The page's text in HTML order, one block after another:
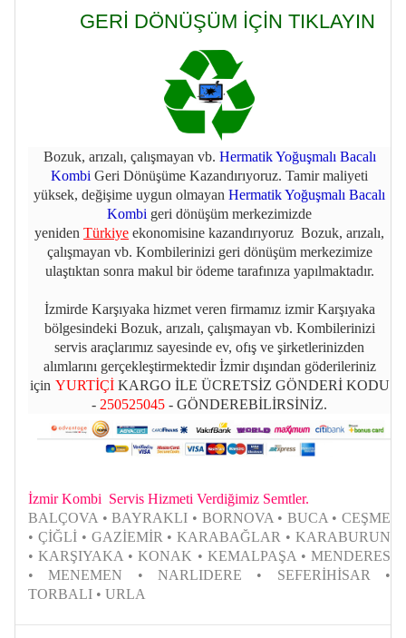
GERİ DÖNÜŞÜM İÇİN TIKLAYIN
Bozuk, arızalı, çalışmayan vb. Hermatik Yoğuşmalı Bacalı
Kombi Geri Dönüşüme Kazandırıyoruz. Tamir maliyeti
yüksek, değişime uygun olmayan Hermatik Yoğuşmalı Bacalı
Kombi geri dönüşüm merkezimizde
yeniden Türkiye ekonomisine kazandırıyoruz Bozuk, arızalı,
çalışmayan vb. Kombilerinizi geri dönüşüm merkezimize
ulaştıktan sonra makul bir ödeme tarafınıza yapılmaktadır.
İzmirde Karşıyaka hizmet veren firmamız izmir Karşıyaka
bölgesindeki Bozuk, arızalı, çalışmayan vb. Kombilerinizi
servis araçlarımız sayesinde ev, ofış ve şirketlerinizden
alımlarını gerçekleştirmektedir İzmir dışından göderileriniz
için YURTİÇİ KARGO İLE ÜCRETSİZ GÖNDERİ KODU
- 250525045 - GÖNDEREBİLİRSİNİZ.
İzmir Kombi Servis Hizmeti Verdiğimiz Semtler.
BALÇOVA • BAYRAKLI • BORNOVA • BUCA • CEŞME
• ÇİĞLİ • GAZİEMİR • KARABAĞLAR • KARABURUN
• KARŞIYAKA • KONAK • KEMALPAŞA • MENDERES
• MENEMEN • NARLIDERE • SEFERİHİSAR •
TORBALI • URLA